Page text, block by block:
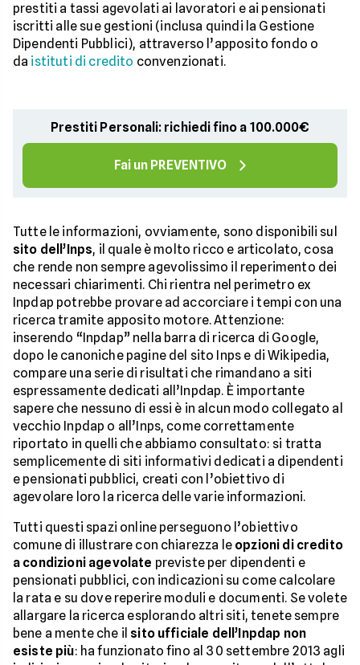
prestiti a tassi agevolati ai lavoratori e ai pensionati
iscritti alle sue gestioni (inclusa quindi la Gestione
Dipendenti Pubblici), attraverso l’apposito fondo o
da istituti di credito convenzionati.
Prestiti Personali: richiedi fino a 100.000€
Fai un PREVENTIVO
Tutte le informazioni, ovviamente, sono disponibili sul
sito dell’Inps, il quale è molto ricco e articolato, cosa
che rende non sempre agevolissimo il reperimento dei
necessari chiarimenti. Chi rientra nel perimetro ex
Inpdap potrebbe provare ad accorciare i tempi con una
ricerca tramite apposito motore. Attenzione:
inserendo “Inpdap” nella barra di ricerca di Google,
dopo le canoniche pagine del sito Inps e di Wikipedia,
compare una serie di risultati che rimandano a siti
espressamente dedicati all’Inpdap. È importante
sapere che nessuno di essi è in alcun modo collegato al
vecchio Inpdap o all’Inps, come correttamente
riportato in quelli che abbiamo consultato: si tratta
semplicemente di siti informativi dedicati a dipendenti
e pensionati pubblici, creati con l’obiettivo di
agevolare loro la ricerca delle varie informazioni.
Tutti questi spazi online perseguono l’obiettivo
comune di illustrare con chiarezza le opzioni di credito
a condizioni agevolate previste per dipendenti e
pensionati pubblici, con indicazioni su come calcolare
la rata e su dove reperire moduli e documenti. Se volete
allargare la ricerca esplorando altri siti, tenete sempre
bene a mente che il sito ufficiale dell’Inpdap non
esiste più: ha funzionato fino al 30 settembre 2013 agli